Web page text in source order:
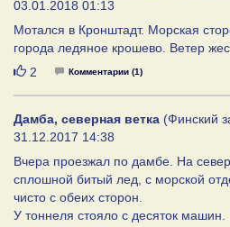
03.01.2018 01:13
Мотался в Кронштадт. Морская
города ледяное крошево. Ветер
Нравится
2 Комментарии (1)
Дамба, северная ветка (Финский
31.12.2017 14:38
Вчера проезжал по дамбе. На
сплошной битый лед, с морской
чисто с обеих сторон.
У тоннеля стояло с десяток машин.